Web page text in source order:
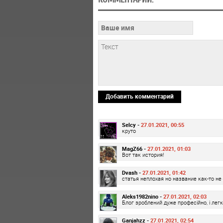
Добавить комментарий
Selcy - 27.01.2021, 00:55
круто
MagZ66 - 27.01.2021, 01:03
Вот так история!
Dvash - 27.01.2021, 01:42
статья неплохая но название как-то
Aleks1982nino - 27.01.2021, 02:03
Блог зроблений дуже професійно, і
Ganjahzz - 27.01.2021, 02:54